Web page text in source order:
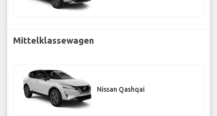
Mittelklassewagen
Nissan Qashqai